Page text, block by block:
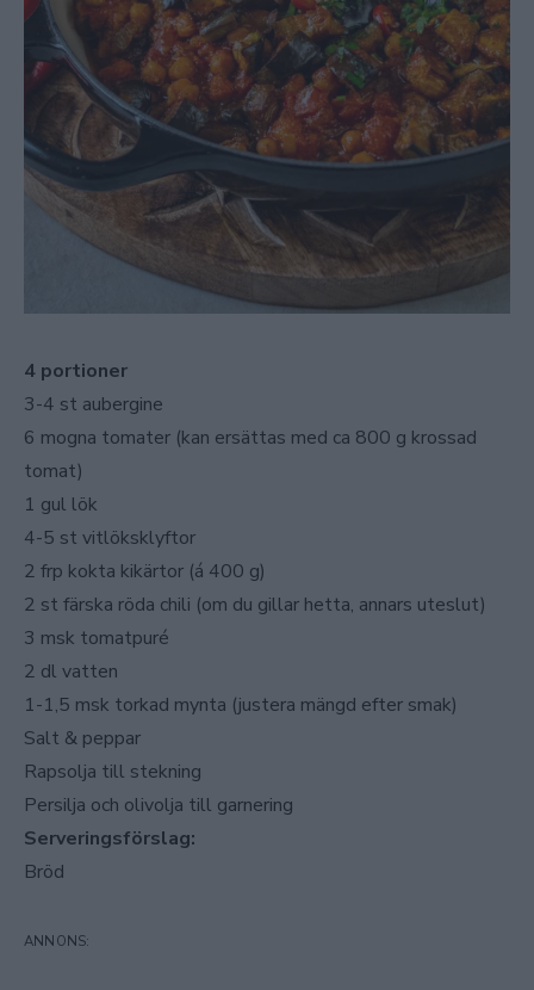
4 portioner
3-4 st aubergine
6 mogna tomater (kan ersättas med ca 800 g krossad
tomat)
1 gul lök
4-5 st vitlöksklyftor
2 frp kokta kikärtor (á 400 g)
2 st färska röda chili (om du gillar hetta, annars uteslut)
3 msk tomatpuré
2 dl vatten
1-1,5 msk torkad mynta (justera mängd efter smak)
Salt & peppar
Rapsolja till stekning
Persilja och olivolja till garnering
Serveringsförslag:
Bröd